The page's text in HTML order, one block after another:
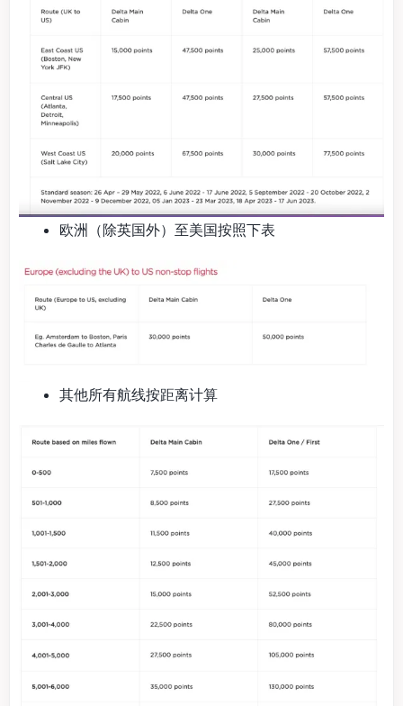
欧洲（除英国外）至美国按照下表
其他所有航线按距离计算